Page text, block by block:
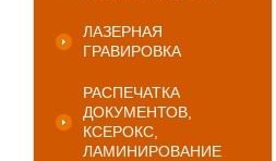
ЛАЗЕРНАЯ
ГРАВИРОВКА
РАСПЕЧАТКА
ДОКУМЕНТОВ,
КСЕРОКС,
ЛАМИНИРОВАНИЕ